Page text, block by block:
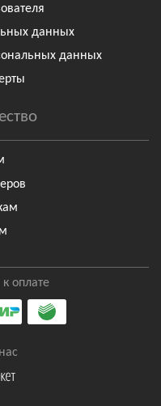
данных
данных
оплате